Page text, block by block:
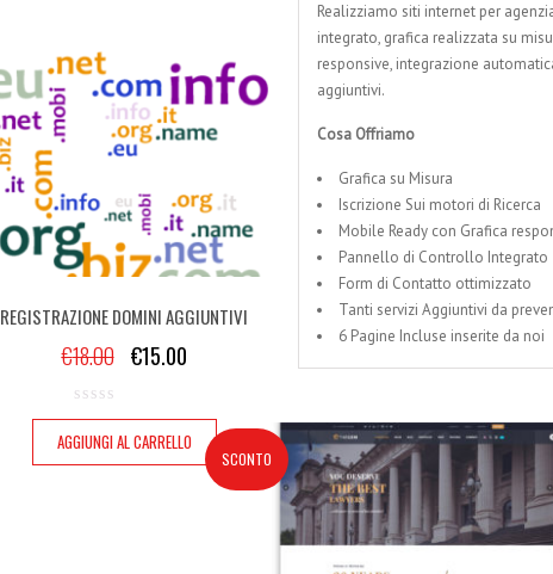
Realizziamo siti internet per
integrato, grafica realizzata su
responsive, integrazione
aggiuntivi.
Cosa Offriamo
Grafica su Misura
Iscrizione Sui motori di Ricerca
Mobile Ready con Grafica
Pannello di Controllo Integrato
Form di Contatto ottimizzato
Tanti servizi Aggiuntivi da
6 Pagine Incluse inserite da noi
REGISTRAZIONE DOMINI AGGIUNTIVI
€18.00 €15.00
AGGIUNGI AL CARRELLO
SCONTO